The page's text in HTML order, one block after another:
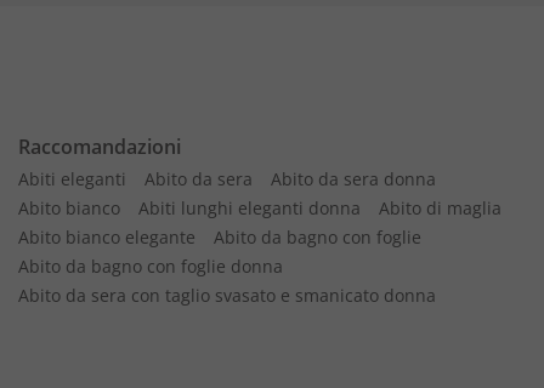
Raccomandazioni
Abiti eleganti Abito da sera
Abito da sera donna
Abito bianco
Abiti lunghi eleganti donna
Abito di maglia
Abito bianco elegante
Abito da bagno con foglie
Abito da bagno con foglie donna
Abito da sera con taglio svasato e smanicato donna